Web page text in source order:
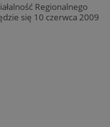
Regionalnego
się 10 czerwca 2009